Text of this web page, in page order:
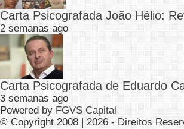
Carta Psicografada João Hélio:
2 semanas ago
Carta Psicografada de Eduardo
3 semanas ago
Powered by FGVS Capital
© Copyright 2008 | 2026 - Direitos